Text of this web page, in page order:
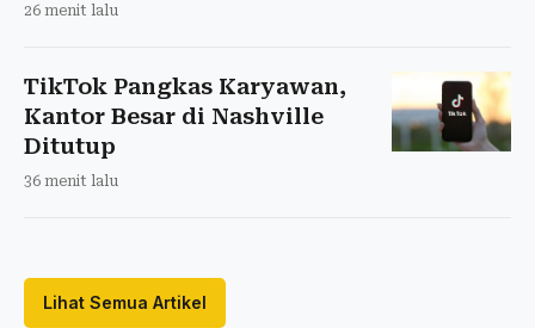
26 menit lalu
TikTok Pangkas Karyawan,
Kantor Besar di Nashville
Ditutup
36 menit lalu
Lihat Semua Artikel